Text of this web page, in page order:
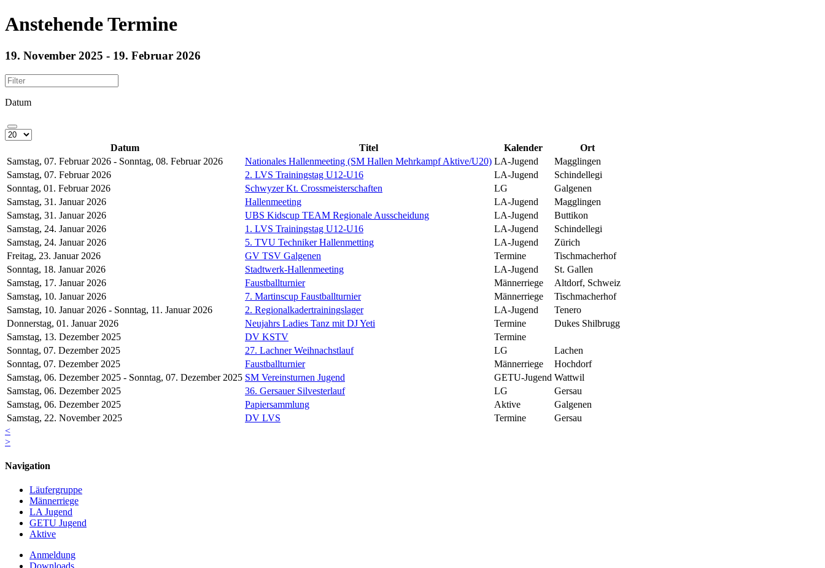
Anstehende Termine
19. November 2025 - 19. Februar 2026
Datum
Datum Titel Kalender
Ort
Samstag, 07. Februar 2026 - Sonntag, 08. Februar 2026
Nationales Hallenmeeting (SM Hallen Mehrkampf Aktive/U20) LA-Jugend
Magglingen
Samstag, 07. Februar 2026
2. LVS Trainingstag U12-U16 LA-Jugend
Schindellegi
Sonntag, 01. Februar 2026
Schwyzer Kt. Crossmeisterschaften LG
Galgenen
Samstag, 31. Januar 2026
Hallenmeeting LA-Jugend
Magglingen
Samstag, 31. Januar 2026
UBS Kidscup TEAM Regionale Ausscheidung LA-Jugend
Buttikon
Samstag, 24. Januar 2026
1. LVS Trainingstag U12-U16 LA-Jugend
Schindellegi
Samstag, 24. Januar 2026
5. TVU Techniker Hallenmetting LA-Jugend
Zürich
Freitag, 23. Januar 2026
GV TSV Galgenen Termine
Tischmacherhof
Sonntag, 18. Januar 2026
Stadtwerk-Hallenmeeting LA-Jugend
St. Gallen
Samstag, 17. Januar 2026
Faustballturnier Männerriege
Altdorf, Schweiz
Samstag, 10. Januar 2026
7. Martinscup Faustballturnier Männerriege
Tischmacherhof
Samstag, 10. Januar 2026 - Sonntag, 11. Januar 2026
2. Regionalkadertrainingslager LA-Jugend
Tenero
Donnerstag, 01. Januar 2026
Neujahrs Ladies Tanz mit DJ Yeti Termine
Dukes Shilbrugg
Samstag, 13. Dezember 2025
DV KSTV
Termine
Sonntag, 07. Dezember 2025
27. Lachner Weihnachstlauf LG
Lachen
Sonntag, 07. Dezember 2025
Faustballturnier Männerriege
Hochdorf
Samstag, 06. Dezember 2025 - Sonntag, 07. Dezember 2025 SM Vereinsturnen Jugend GETU-Jugend Wattwil
Samstag, 06. Dezember 2025
36. Gersauer Silvesterlauf LG
Gersau
Samstag, 06. Dezember 2025
Papiersammlung Aktive
Galgenen
Samstag, 22. November 2025
DV LVS Termine
Gersau
<
>
Navigation
Läufergruppe
Männerriege
LA Jugend
GETU Jugend
Aktive
Anmeldung